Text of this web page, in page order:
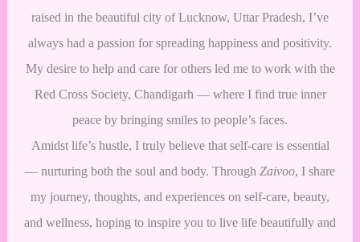
raised in the beautiful city of Lucknow, Uttar Pradesh, I’ve
always had a passion for spreading happiness and positivity.
My desire to help and care for others led me to work with the
Red Cross Society, Chandigarh — where I find true inner
peace by bringing smiles to people’s faces.
Amidst life’s hustle, I truly believe that self-care is essential
— nurturing both the soul and body. Through Zaivoo, I share
my journey, thoughts, and experiences on self-care, beauty,
and wellness, hoping to inspire you to live life beautifully and